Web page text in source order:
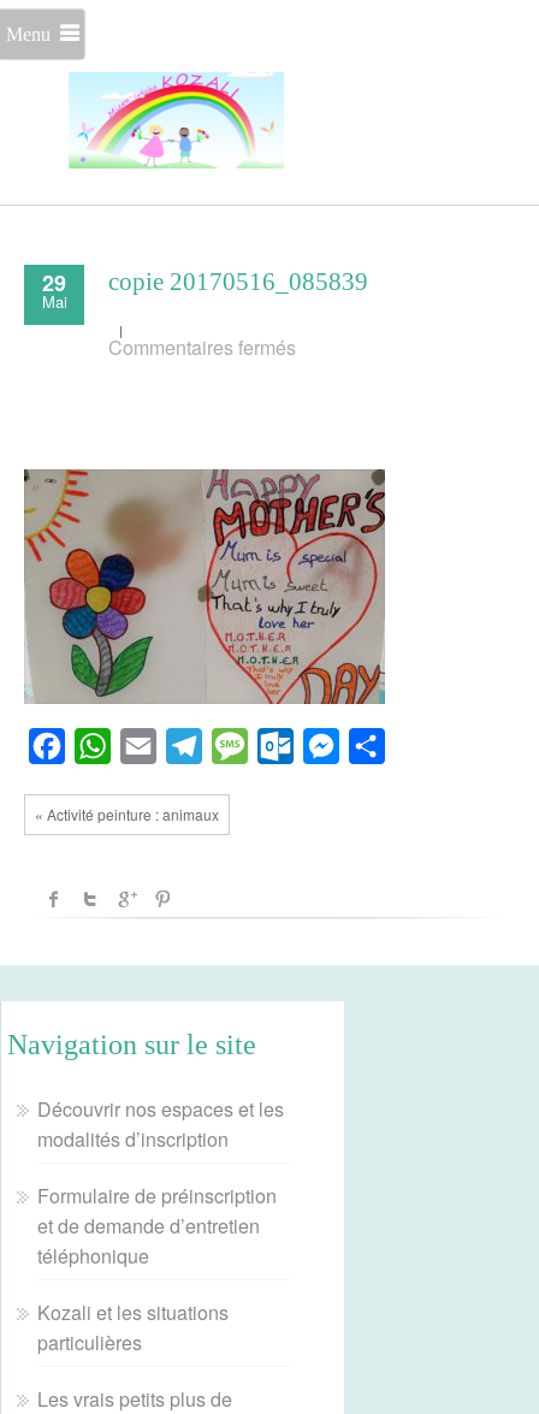
Menu
29
Mai
copie 20170516_085839
Commentaires ferméssur
FacebookWhatsApp
Email TelegramMessageOutlook.comMessenger
« Activité peinture : animaux
Navigation sur le site
Découvrir nos espaces et les
modalités d’inscription
Formulaire de préinscription
et de demande d’entretien
téléphonique
Kozali et les situations
particulières
Les vrais petits plus de